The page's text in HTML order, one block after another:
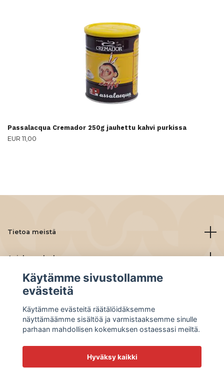
Passalacqua Cremador 250g jauhettu kahvi purkissa
EUR 11,00
Tietoa meistä
Asiakaspalvelu
Lue lisää
Social Media
Käytämme sivustollamme
evästeitä
Käytämme evästeitä räätälöidäksemme
näyttämäämme sisältöä ja varmistaaksemme sinulle
parhaan mahdollisen kokemuksen ostaessasi meiltä.
Hyväksy kaikki